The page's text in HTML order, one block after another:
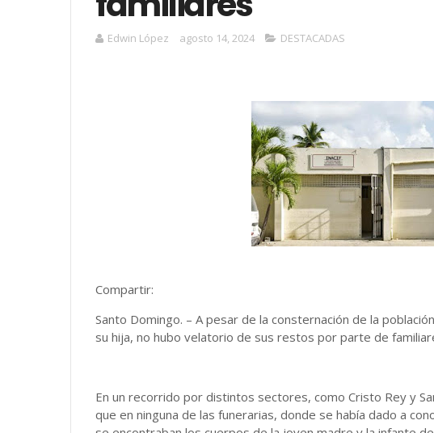
Edwin López agosto 14, 2024 DESTACADAS
Compartir:
Santo Domingo. – A pesar de la consternación de la
su hija, no hubo velatorio de sus restos por parte de
En un recorrido por distintos sectores, como Cristo Rey y
que en ninguna de las funerarias, donde se había dado a